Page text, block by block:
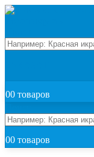
00 товаров
00 товаров